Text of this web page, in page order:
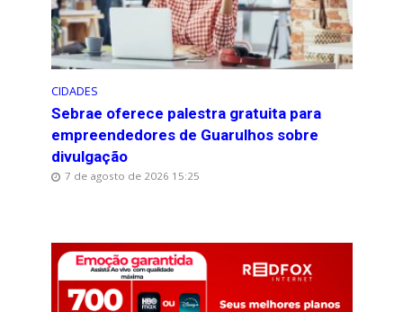
CIDADES
Sebrae oferece palestra gratuita para
empreendedores de Guarulhos sobre
divulgação
7 de agosto de 2026 15:25